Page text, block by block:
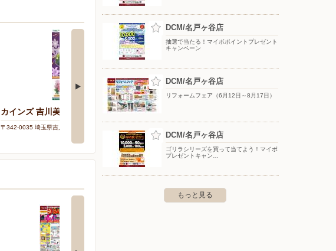
カインズ 吉川美南店
〒342-0035 埼玉県吉川市中曽根917-1
中央コンタクト/イオン鎌ヶ谷店
店2階
DCM/名戸ヶ谷店
抽選で当たる！マイボポイントプレゼント
キャンペーン
DCM/名戸ヶ谷店
リフォームフェア（6月12日～8月17日）
DCM/名戸ヶ谷店
ゴリラシリーズを買って当てよう！マイボ
プレゼントキャン…
もっと見る